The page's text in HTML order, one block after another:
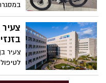
נער
בקיץ"